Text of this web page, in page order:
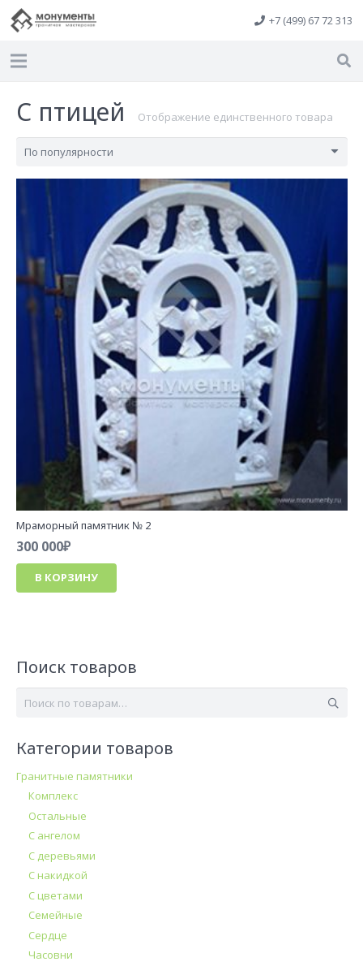
+7 (499) 67 72 313
С птицей Отображение единственного товара
Мраморный памятник № 2
300 000₽
В КОРЗИНУ
Поиск товаров
Категории товаров
Гранитные памятники
Комплекс
Остальные
С ангелом
С деревьями
С накидкой
С цветами
Семейные
Сердце
Часовни